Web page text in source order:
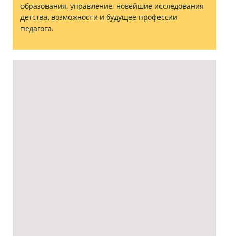
образования, управление, новейшие исследования
детства, возможности и будущее профессии
педагога.